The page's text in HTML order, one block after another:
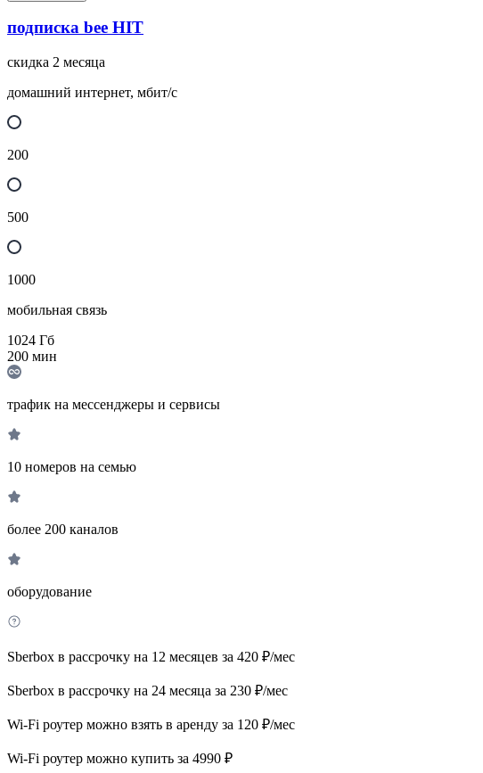
подписка bee HIT
скидка 2 месяца
домашний интернет, мбит/с
200
500
1000
мобильная связь
1024 Гб
200 мин
трафик на мессенджеры и сервисы
10 номеров на семью
более 200 каналов
оборудование
Sberbox в рассрочку на 12 месяцев за 420 ₽/мес
Sberbox в рассрочку на 24 месяца за 230 ₽/мес
Wi-Fi роутер можно взять в аренду за 120 ₽/мес
Wi-Fi роутер можно купить за 4990 ₽